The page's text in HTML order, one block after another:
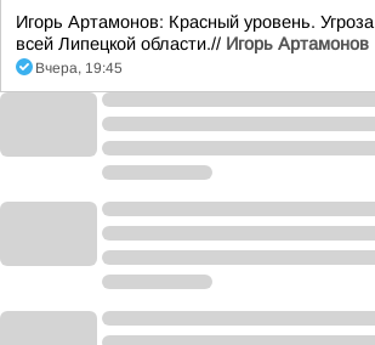
Игорь Артамонов: Красный уровень.
всей Липецкой области.// Игорь Артамонов
Вчера, 19:45